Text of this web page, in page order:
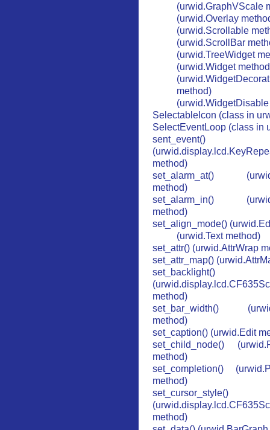
(urwid.GraphVScale
(urwid.Overlay
(urwid.Scrollable
(urwid.ScrollBar
(urwid.TreeWidget
(urwid.Widget
method)
SelectableIcon (class in
SelectEventLoop (class in
sent_event()
method)
set_alarm_at()
method)
set_alarm_in()
method)
set_align_mode()
(urwid.Text method)
set_attr() (urwid.AttrWrap
set_attr_map()
set_backlight()
method)
set_bar_width()
method)
set_caption() (urwid.Edit
set_child_node()
method)
set_completion()
method)
set_cursor_style()
method)